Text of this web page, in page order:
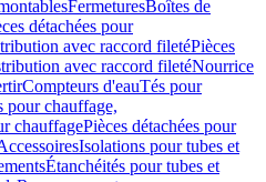
FermeturesBoîtes de
détachées pour
avec raccord filetéPièces
avec raccord filetéNourrice
Compteurs d'eauTés pour
pour chauffage,
chauffagePièces détachées pour
Isolations pour tubes et
Étanchéités pour tubes et